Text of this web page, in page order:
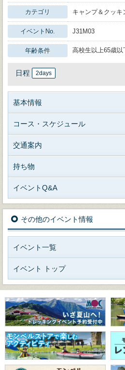
カテゴリ キャンプ＆クッキ
イベントNo. J31M03
年齢条件 高校生以上65歳以
日程 2days
基本情報
コース・スケジュール
交通案内
持ち物
イベントQ&A
その他のイベント情報
イベント一覧
イベント トップ